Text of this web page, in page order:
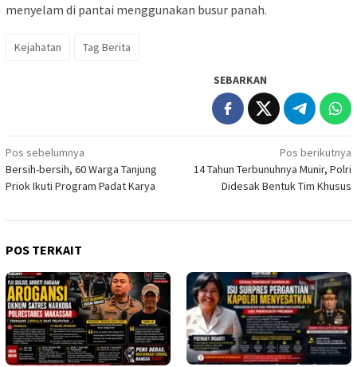
menyelam di pantai menggunakan busur panah.
Kejahatan Tag Berita
SEBARKAN
Navigasi
pos
Pos sebelumnya
Bersih-bersih, 60 Warga Tanjung
Priok Ikuti Program Padat Karya
Pos berikutnya
14 Tahun Terbunuhnya Munir, Polri
Didesak Bentuk Tim Khusus
POS TERKAIT